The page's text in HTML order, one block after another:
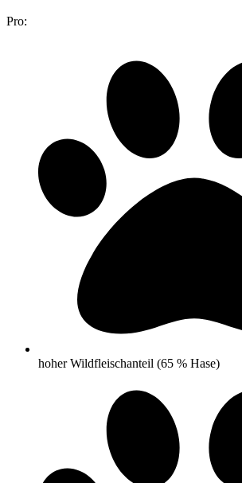
Pro:
hoher Wildfleischanteil (65 % Hase)